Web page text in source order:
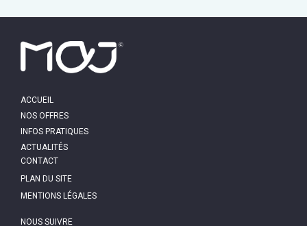
MAIN
ACCUEIL
NOS OFFRES
INFOS PRATIQUES
ACTUALITÉS
PIED
DE
PAGE
CONTACT
PLAN DU SITE
MENTIONS LÉGALES
NOUS SUIVRE